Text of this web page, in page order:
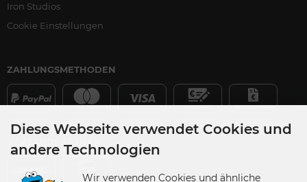
Iron Studios
Cookie Einstellungen
ZAHLUNGSMETHODEN
VERSANDPARTNER
Diese Webseite verwendet Cookies und
andere Technologien
Wir verwenden Cookies und ähnliche